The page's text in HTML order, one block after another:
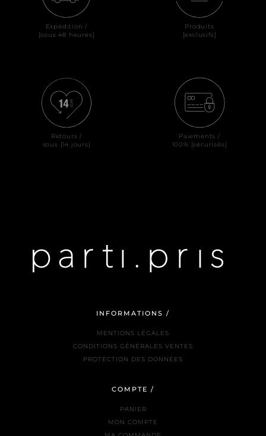
Expédition /
[sous 48 heures]
Produits
[exclusifs]
Retours /
sous [14 jours]
Paiements /
100% [sécurisés]
INFORMATIONS /
MENTIONS LÉGALES
CONDITIONS GÉNÉRALES VENTES
PROTECTION DES DONNÉES
COMPTE /
PANIER
MON COMPTE